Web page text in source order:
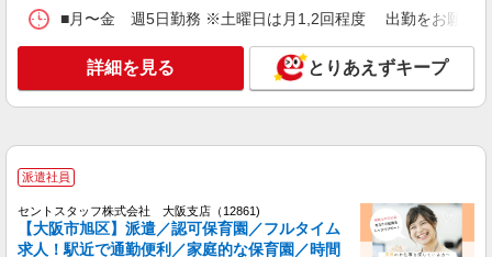
株式会社ブレイブ（マイナビグループ）/MD27
内保育室など多数あり
時給1,300円〜1,500円＋交通費 ※給与幅は経
験・能力による ◆支払い方法 ＊日払い・週払い可
キープ 詳細を見る
正社員
■月〜金 週5日勤務 ※土曜日は月1,2回程度 出勤をお願い
詳細を見る とりあえずキープ
派遣社員
セントスタッフ株式会社 大阪支店（12861)
【大阪市旭区】派遣／認可保育園／フルタイム
求人！駅近で通勤便利／家庭的な保育園／時間